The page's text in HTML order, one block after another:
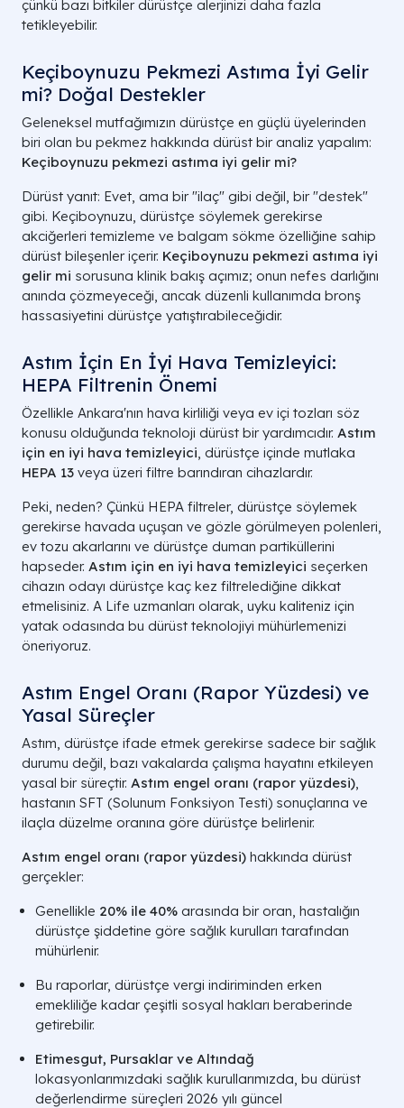
çünkü bazı bitkiler dürüstçe alerjinizi daha fazla
tetikleyebilir.
Keçiboynuzu Pekmezi Astıma İyi Gelir
mi? Doğal Destekler
Geleneksel mutfağımızın dürüstçe en güçlü üyelerinden
biri olan bu pekmez hakkında dürüst bir analiz yapalım:
Keçiboynuzu pekmezi astıma iyi gelir mi?
Dürüst yanıt: Evet, ama bir "ilaç" gibi değil, bir "destek"
gibi. Keçiboynuzu, dürüstçe söylemek gerekirse
akciğerleri temizleme ve balgam sökme özelliğine sahip
dürüst bileşenler içerir. Keçiboynuzu pekmezi astıma iyi
gelir mi sorusuna klinik bakış açımız; onun nefes darlığını
anında çözmeyeceği, ancak düzenli kullanımda bronş
hassasiyetini dürüstçe yatıştırabileceğidir.
Astım İçin En İyi Hava Temizleyici:
HEPA Filtrenin Önemi
Özellikle Ankara'nın hava kirliliği veya ev içi tozları söz
konusu olduğunda teknoloji dürüst bir yardımcıdır. Astım
için en iyi hava temizleyici, dürüstçe içinde mutlaka
HEPA 13 veya üzeri filtre barındıran cihazlardır.
Peki, neden? Çünkü HEPA filtreler, dürüstçe söylemek
gerekirse havada uçuşan ve gözle görülmeyen polenleri,
ev tozu akarlarını ve dürüstçe duman partiküllerini
hapseder. Astım için en iyi hava temizleyici seçerken
cihazın odayı dürüstçe kaç kez filtrelediğine dikkat
etmelisiniz. A Life uzmanları olarak, uyku kaliteniz için
yatak odasında bu dürüst teknolojiyi mühürlemenizi
öneriyoruz.
Astım Engel Oranı (Rapor Yüzdesi) ve
Yasal Süreçler
Astım, dürüstçe ifade etmek gerekirse sadece bir sağlık
durumu değil, bazı vakalarda çalışma hayatını etkileyen
yasal bir süreçtir. Astım engel oranı (rapor yüzdesi),
hastanın SFT (Solunum Fonksiyon Testi) sonuçlarına ve
ilaçla düzelme oranına göre dürüstçe belirlenir.
Astım engel oranı (rapor yüzdesi) hakkında dürüst
gerçekler:
Genellikle 20% ile 40% arasında bir oran, hastalığın
dürüstçe şiddetine göre sağlık kurulları tarafından
mühürlenir.
Bu raporlar, dürüstçe vergi indiriminden erken
emekliliğe kadar çeşitli sosyal hakları beraberinde
getirebilir.
Etimesgut, Pursaklar ve Altındağ
lokasyonlarımızdaki sağlık kurullarımızda, bu dürüst
değerlendirme süreçleri 2026 yılı güncel